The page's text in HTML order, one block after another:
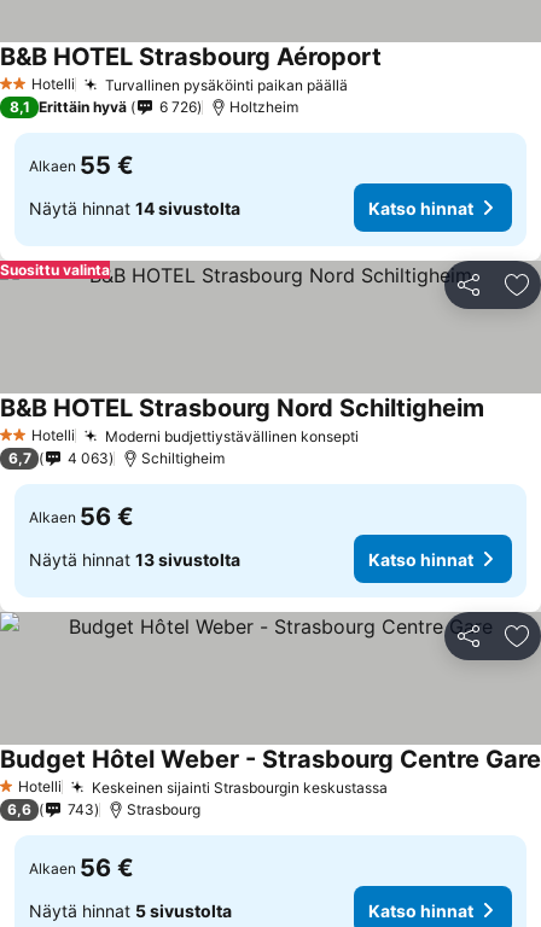
2 Tähtiluokitus
Hotelli Turvallinen pysäköinti paikan päällä
B&B HOTEL Strasbourg Aéroport
8,1 Erittäin hyvä 6 726 Holtzheim
Alkaen 55 €
Näytä hinnat 14 sivustolta Katso hinnat
Jaa
Suosittu valinta
2 Tähtiluokitus
Hotelli Moderni budjettiystävällinen konsepti
B&B HOTEL Strasbourg Nord Schiltigheim
6,7 4 063 Schiltigheim
Alkaen 56 €
Näytä hinnat 13 sivustolta Katso hinnat
Jaa
1 Tähtiluokitus
Hotelli Keskeinen sijainti Strasbourgin keskustassa
Budget Hôtel Weber - Strasbourg Centre Gare
6,6 743 Strasbourg
Alkaen 56 €
Näytä hinnat 5 sivustolta Katso hinnat